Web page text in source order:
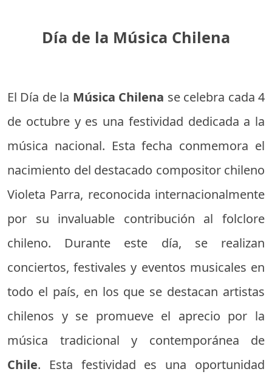
Día de la Música Chilena
El Día de la Música Chilena se celebra cada 4
de octubre y es una festividad dedicada a la
música nacional. Esta fecha conmemora el
nacimiento del destacado compositor chileno
Violeta Parra, reconocida internacionalmente
por su invaluable contribución al folclore
chileno. Durante este día, se realizan
conciertos, festivales y eventos musicales en
todo el país, en los que se destacan artistas
chilenos y se promueve el aprecio por la
música tradicional y contemporánea de
Chile. Esta festividad es una oportunidad